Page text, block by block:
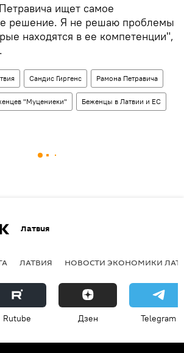
ищет самое
решение. Я не решаю проблемы
находятся в ее компетенции",
Сандис Гиргенс Рамона Петравича
"Муцениеки" Беженцы в Латвии и ЕС
Латвия
ЛАТВИЯ НОВОСТИ ЭКОНОМИКИ
Rutube Дзен Telegram